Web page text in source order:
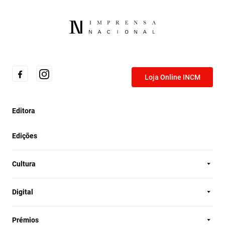
Loja Online INCM
Editora
Edições
Cultura
Digital
Prémios